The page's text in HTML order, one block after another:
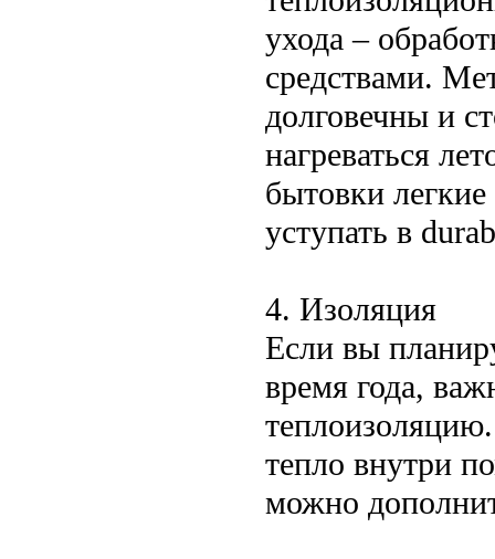
ухода –
средствами.
долговечны и
нагреваться
бытовки
уступать в
4. Изоляция
Если вы
время года,
тепло внутри
можно